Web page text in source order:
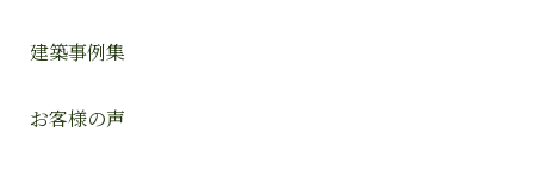
建築事例集
お客様の声